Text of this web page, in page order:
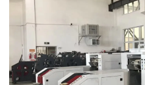
뉴스
연락하기